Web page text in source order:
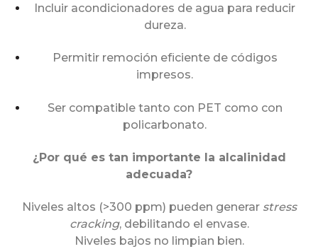
Incluir acondicionadores de agua para reducir
dureza.
Permitir remoción eficiente de códigos
impresos.
Ser compatible tanto con PET como con
policarbonato.
¿Por qué es tan importante la alcalinidad
adecuada?
Niveles altos (>300 ppm) pueden generar stress
cracking, debilitando el envase.
Niveles bajos no limpian bien.